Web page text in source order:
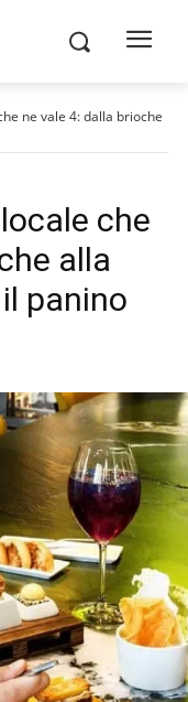
ne vale 4: dalla brioche
che
alla
panino